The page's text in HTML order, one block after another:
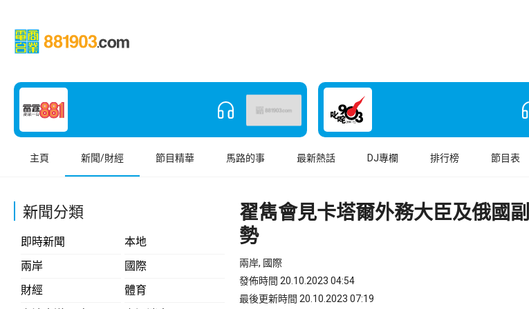
主頁 新聞/財經 節目精華 馬路的事 最新熱話 DJ專欄 排行榜 節目表
新聞分類
即時新聞
本地
兩岸
國際
財經
體育
翟雋會見卡塔爾外務大臣及俄國
勢
兩岸, 國際
發佈時間 20.10.2023 04:54
最後更新時間 20.10.2023 07:19